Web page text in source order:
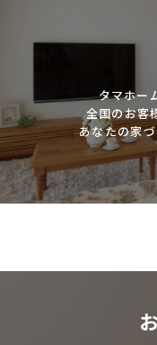
タマホー
全国のお客
あなたの家